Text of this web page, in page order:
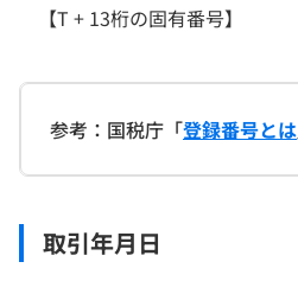
【T + 13桁の固有番号】
参考：国税庁「登録番号とは
取引年月日